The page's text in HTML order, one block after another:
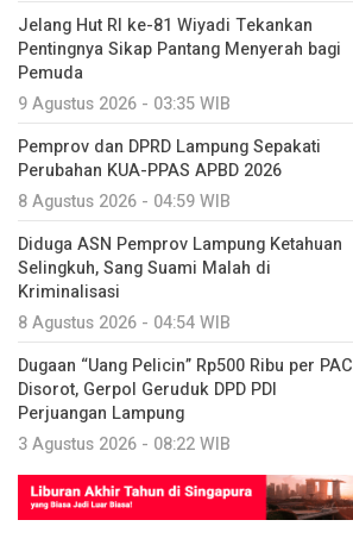
Jelang Hut RI ke-81 Wiyadi Tekankan
Pentingnya Sikap Pantang Menyerah bagi
Pemuda
9 Agustus 2026 - 03:35 WIB
Pemprov dan DPRD Lampung Sepakati
Perubahan KUA-PPAS APBD 2026
8 Agustus 2026 - 04:59 WIB
Diduga ASN Pemprov Lampung Ketahuan
Selingkuh, Sang Suami Malah di
Kriminalisasi
8 Agustus 2026 - 04:54 WIB
Dugaan “Uang Pelicin” Rp500 Ribu per PAC
Disorot, Gerpol Geruduk DPD PDI
Perjuangan Lampung
3 Agustus 2026 - 08:22 WIB